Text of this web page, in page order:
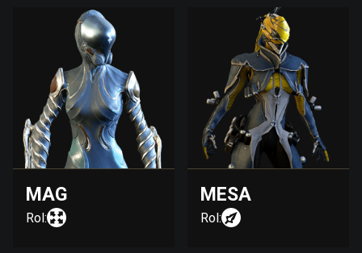
MAG
Rol:
MESA
Rol: